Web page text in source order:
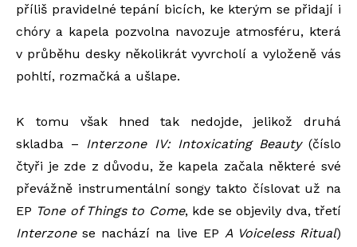
příliš pravidelné tepání bicích, ke kterým se přidají i
chóry a kapela pozvolna navozuje atmosféru, která
v průběhu desky několikrát vyvrcholí a vyloženě vás
pohltí, rozmačká a ušlape.
K tomu však hned tak nedojde, jelikož druhá
skladba – Interzone IV: Intoxicating Beauty(číslo
čtyři je zde z důvodu, že kapela začala některé své
převážně instrumentální songy takto číslovat už na
EP Tone of Things to Come, kde se objevily dva, třetí
Interzonese nachází na live EP A Voiceless Ritual)